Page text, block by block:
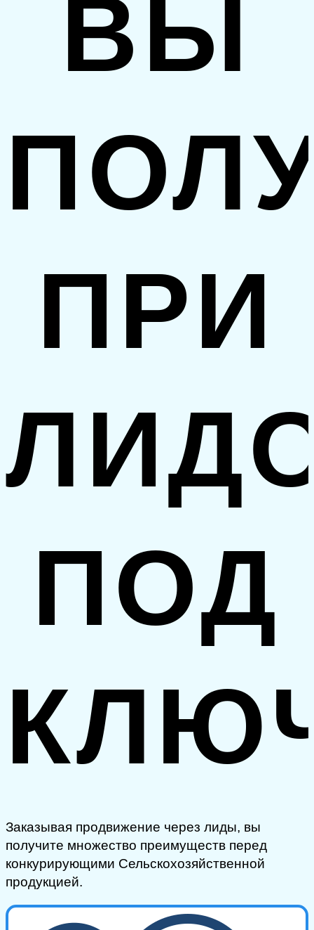
ВЫ
ПРИ
ПОД
Заказывая продвижение через лиды, вы
получите множество преимуществ перед
конкурирующими Сельскохозяйственной
продукцией.